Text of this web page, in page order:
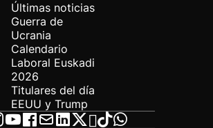
Últimas noticias
Guerra de
Ucrania
Calendario
Laboral Euskadi
2026
Titulares del día
EEUU y Trump